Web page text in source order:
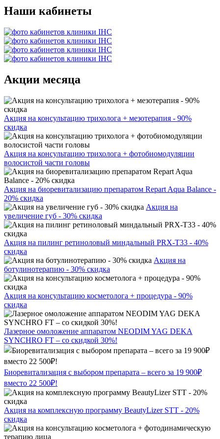
Наши кабинеты
Акции месяца
Акция на консультацию трихолога + мезотерапия - 90%
скидка
Акция на консультацию трихолога + фотобиомодуляции
волосистой части головы
Акция на биоревитализацию препаратом Repart Aqua Balance -
20% скидка
Акция на
увеличение губ - 30% скидка
Акция на пилинг ретиноловый миндальный PRX-T33 - 40%
скидка
Акция на
ботулинотерапию - 30% скидка
Акция на консультацию косметолога + процедура - 90%
скидка
Лазерное омоложение аппаратом NEODIM YAG DEKA
SYNCHRO FT – со скидкой 30%!
Биоревитализация с выбором препарата – всего за 19 900₽
вместо 22 500₽!
Акция на комплексную программу BeautyLizer STT - 20%
скидка